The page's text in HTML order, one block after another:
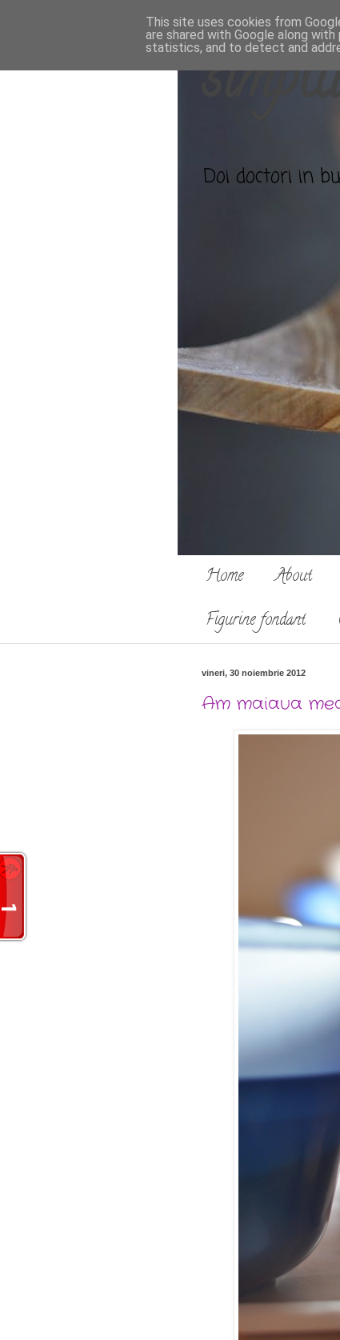
Doi doctori in
Home About
Figurine fondant
vineri, 30 noiembrie 2012
Am maiaua
This site uses cookies from
are shared with Google along
statistics, and to detect and